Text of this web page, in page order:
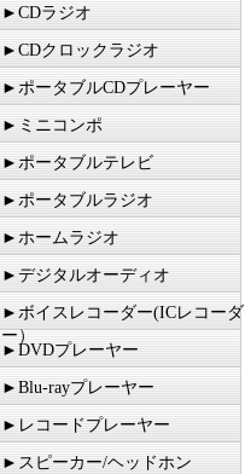
►CDラジオ
►CDクロックラジオ
►ポータブルCDプレーヤー
►ミニコンポ
►ポータブルテレビ
►ポータブルラジオ
►ホームラジオ
►デジタルオーディオ
►ボイスレコーダー(ICレコーダ
ー）
►DVDプレーヤー
►Blu-rayプレーヤー
►レコードプレーヤー
►スピーカー/ヘッドホン